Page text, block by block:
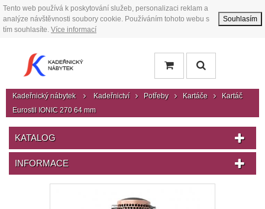
Tento web používá k poskytování služeb, personalizaci reklam a
analýze návštěvnosti soubory cookie. Používáním tohoto webu s
tím souhlasíte. Více informací
Souhlasím
Kadeřnický nábytek Kadeřnictví Potřeby Kartáče
Kartáč
Eurostil IONIC 270 64 mm
KATALOG
INFORMACE